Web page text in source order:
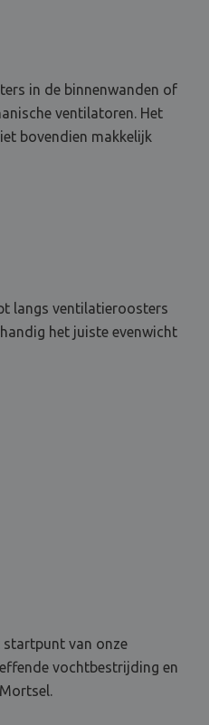
in de binnenwanden of
ventilatoren. Het
bovendien makkelijk
langs ventilatieroosters
het juiste evenwicht
startpunt van onze
vochtbestrijding en